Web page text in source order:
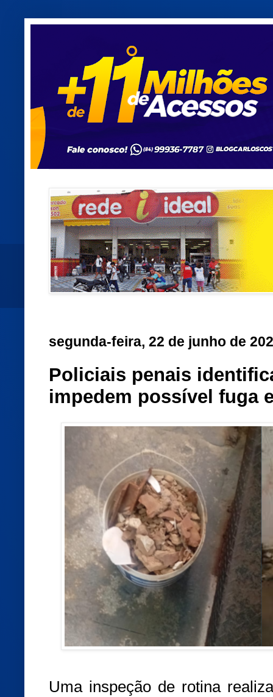
segunda-feira, 22 de junho de
Policiais penais
impedem possível fuga
Uma inspeção de rotina